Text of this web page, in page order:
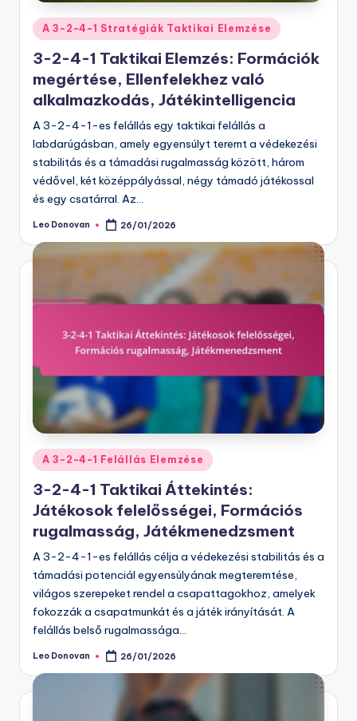
Posted
in
A 3-2-4-1 Stratégiák Taktikai Elemzése
3-2-4-1 Taktikai Elemzés: Formációk
megértése, Ellenfelekhez való
alkalmazkodás, Játékintelligencia
A 3-2-4-1-es felállás egy taktikai felállás a
labdarúgásban, amely egyensúlyt teremt a védekezési
stabilitás és a támadási rugalmasság között, három
védővel, két középpályással, négy támadó játékossal
és egy csatárral. Az…
Posted
Leo Donovan 26/01/2026
Posted
in
A 3-2-4-1 Felállás Elemzése
3-2-4-1 Taktikai Áttekintés:
Játékosok felelősségei, Formációs
rugalmasság, Játékmenedzsment
A 3-2-4-1-es felállás célja a védekezési stabilitás és a
támadási potenciál egyensúlyának megteremtése,
világos szerepeket rendel a csapattagokhoz, amelyek
fokozzák a csapatmunkát és a játék irányítását. A
felállás belső rugalmassága…
Posted
Leo Donovan 26/01/2026